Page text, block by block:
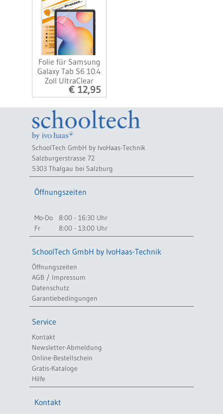
Folie für Samsung
Galaxy Tab S6 10.4
Zoll UltraClear
€ 12,95
SchoolTech GmbH by IvoHaas-Technik
Salzburgerstrasse 72
5303 Thalgau bei Salzburg
Öffnungszeiten
Mo-Do
8:00 - 16:30 Uhr
Fr
8:00 - 13:00 Uhr
SchoolTech GmbH by IvoHaas-Technik
Öffnungszeiten
AGB / Impressum
Datenschutz
Garantiebedingungen
Service
Kontakt
Newsletter-Abmeldung
Online-Bestellschein
Gratis-Kataloge
Hilfe
Kontakt